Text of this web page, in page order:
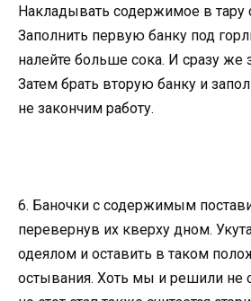
Накладывать содержимое в тару
Заполнить первую банку под
налейте больше сока. И сразу же
Затем брать вторую банку и
не закончим работу.
6. Баночки с содержимым
перевернув их кверху дном.
одеялом и оставить в таком
остывания. Хоть мы и решили не